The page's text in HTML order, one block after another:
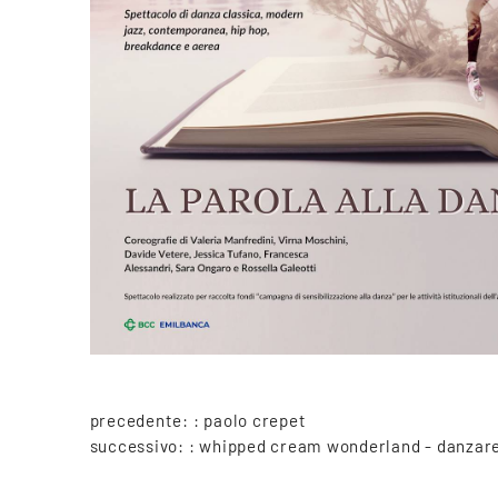
precedente: : paolo crepet
successivo: :whipped cream wonderland -